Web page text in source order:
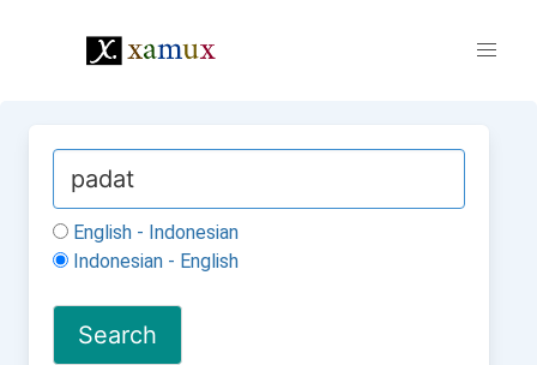
English - Indonesian
Indonesian - English